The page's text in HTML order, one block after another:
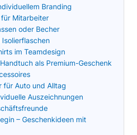
Branding
Mitarbeiter
oder Becher
im Teamdesign
als Premium-Geschenk
für Auto und Alltag
Auszeichnungen
– Geschenkideen mit